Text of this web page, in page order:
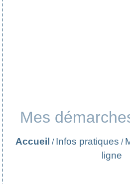
Mes
Accueil / Infos pratiques /
ligne